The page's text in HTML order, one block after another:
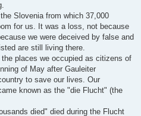
Slovenia from which 37,000
for us. It was a loss, not because
we were deceived by false and
are still living there.
places we occupied as citizens of
of May after Gauleiter
to save our lives. Our
known as the "die Flucht" (the
died" died during the Flucht